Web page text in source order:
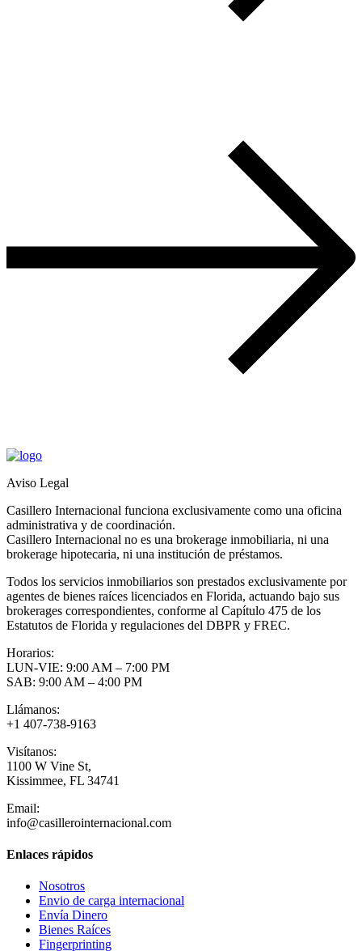
Aviso Legal
Casillero Internacional funciona exclusivamente como una oficina
administrativa y de coordinación.
Casillero Internacional no es una brokerage inmobiliaria, ni una
brokerage hipotecaria, ni una institución de préstamos.
Todos los servicios inmobiliarios son prestados exclusivamente por
agentes de bienes raíces licenciados en Florida, actuando bajo sus
brokerages correspondientes, conforme al Capítulo 475 de los
Estatutos de Florida y regulaciones del DBPR y FREC.
Horarios:
LUN-VIE: 9:00 AM – 7:00 PM
SAB: 9:00 AM – 4:00 PM
Llámanos:
+1 407-738-9163
Visítanos:
1100 W Vine St,
Kissimmee, FL 34741
Email:
info@casillerointernacional.com
Enlaces rápidos
Nosotros
Envio de carga internacional
Envía Dinero
Bienes Raíces
Fingerprinting